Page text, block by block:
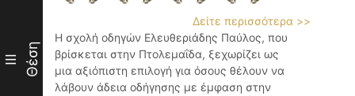
III Θέση
Δείτε περισσότερα >>
Η σχολή οδηγών Ελευθεριάδης Παύλος, που
βρίσκεται στην Πτολεμαΐδα, ξεχωρίζει ως
μια αξιόπιστη επιλογή για όσους θέλουν να
λάβουν άδεια οδήγησης με έμφαση στην